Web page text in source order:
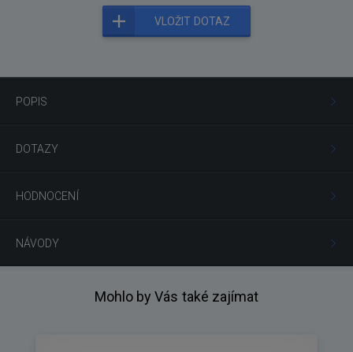
POPIS
DOTAZY
HODNOCENÍ
NÁVODY
VLOŽIT DOTAZ
Mohlo by Vás také zajímat